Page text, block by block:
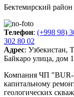
Бектемирский
Телефон: (+998 98)
302 80 02
Адрес: Узбекистан,
Байкаро улица, дом
Компания ЧП "BUR-
капитальному
геологических